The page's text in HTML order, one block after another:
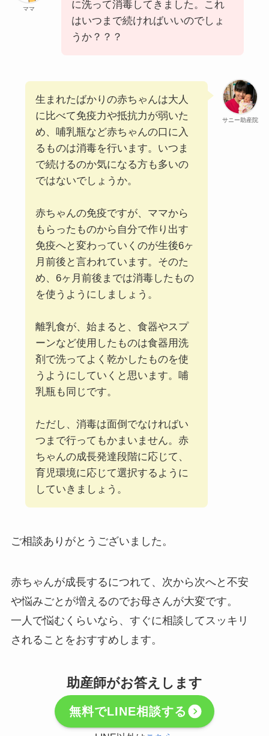
ママ
に洗って消毒してきました。これ
はいつまで続ければいいのでしょ
うか？？？
サニー助産院
生まれたばかりの赤ちゃんは大人
に比べて免疫力や抵抗力が弱いた
め、哺乳瓶など赤ちゃんの口に入
るものは消毒を行います。いつま
で続けるのか気になる方も多いの
ではないでしょうか。
赤ちゃんの免疫ですが、ママから
もらったものから自分で作り出す
免疫へと変わっていくのが生後6ヶ
月前後と言われています。そのた
め、6ヶ月前後までは消毒したもの
を使うようにしましょう。
離乳食が、始まると、食器やスプ
ーンなど使用したものは食器用洗
剤で洗ってよく乾かしたものを使
うようにしていくと思います。哺
乳瓶も同じです。
ただし、消毒は面倒でなければい
つまで行ってもかまいません。赤
ちゃんの成長発達段階に応じて、
育児環境に応じて選択するように
していきましょう。
ご相談ありがとうございました。
赤ちゃんが成長するにつれて、次から次へと不安
や悩みごとが増えるのでお母さんが大変です。
一人で悩むくらいなら、すぐに相談してスッキリ
されることをおすすめします。
助産師がお答えします
無料でLINE相談する